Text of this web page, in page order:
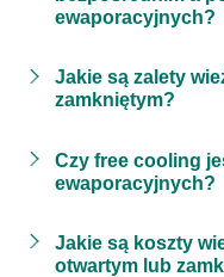
ewaporacyjnych?
Jakie są zalety
zamkniętym?
Czy free cooling
ewaporacyjnych?
Jakie są koszty
otwartym lub